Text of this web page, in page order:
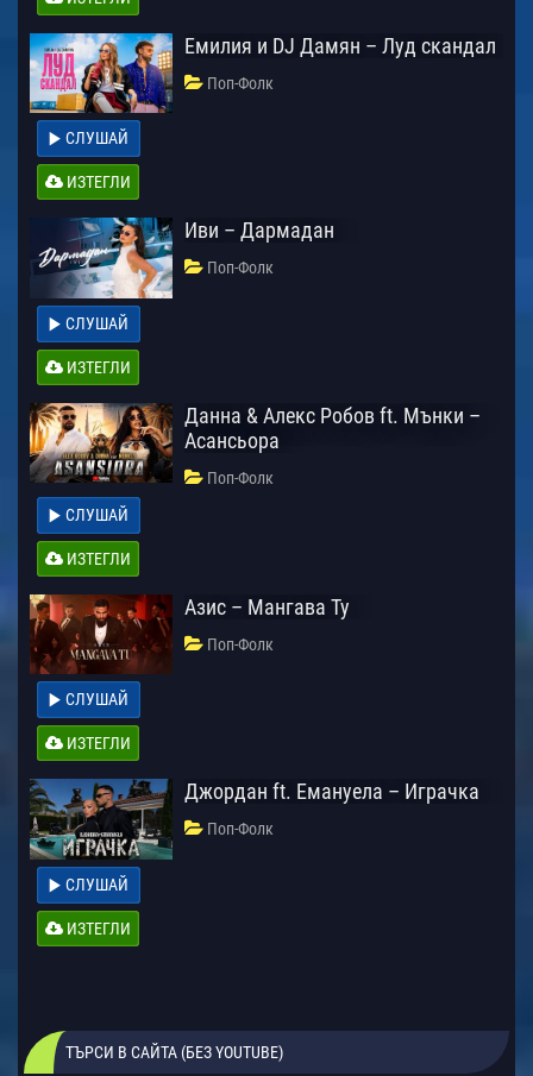
Емилия и DJ Дамян – Луд скандал
Поп-Фолк
СЛУШАЙ
ИЗТЕГЛИ
Иви – Дармадан
Поп-Фолк
СЛУШАЙ
ИЗТЕГЛИ
Данна & Алекс Робов ft. Мънки –
Асансьора
Поп-Фолк
СЛУШАЙ
ИЗТЕГЛИ
Азис – Мангава Ту
Поп-Фолк
СЛУШАЙ
ИЗТЕГЛИ
Джордан ft. Емануела – Играчка
Поп-Фолк
СЛУШАЙ
ИЗТЕГЛИ
ТЪРСИ В САЙТА (БЕЗ YOUTUBE)